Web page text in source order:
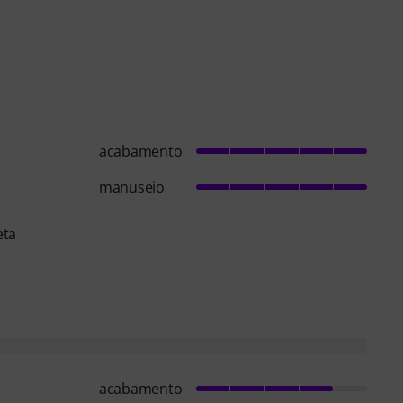
acabamento
manuseio
acabamento